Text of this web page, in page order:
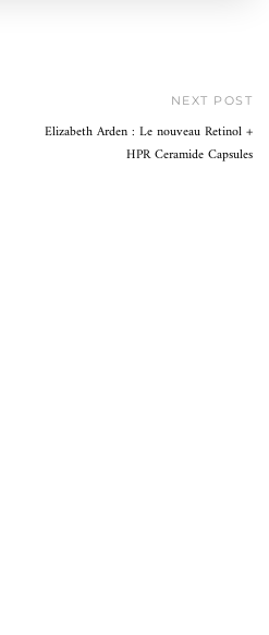
NEXT POST
Elizabeth Arden : Le nouveau Retinol +
HPR Ceramide Capsules